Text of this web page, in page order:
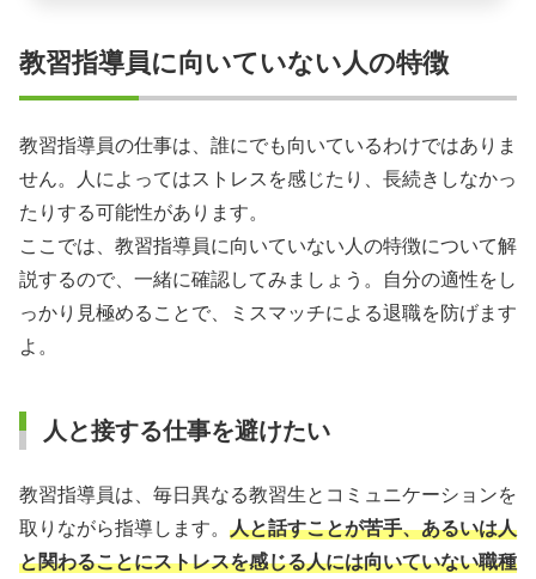
教習指導員に向いていない人の特徴
教習指導員の仕事は、誰にでも向いているわけではありま
せん。人によってはストレスを感じたり、長続きしなかっ
たりする可能性があります。
ここでは、教習指導員に向いていない人の特徴について解
説するので、一緒に確認してみましょう。自分の適性をし
っかり見極めることで、ミスマッチによる退職を防げます
よ。
人と接する仕事を避けたい
教習指導員は、毎日異なる教習生とコミュニケーションを
取りながら指導します。 人と話すことが苦手、あるいは人
と関わることにストレスを感じる人には向いていない職種